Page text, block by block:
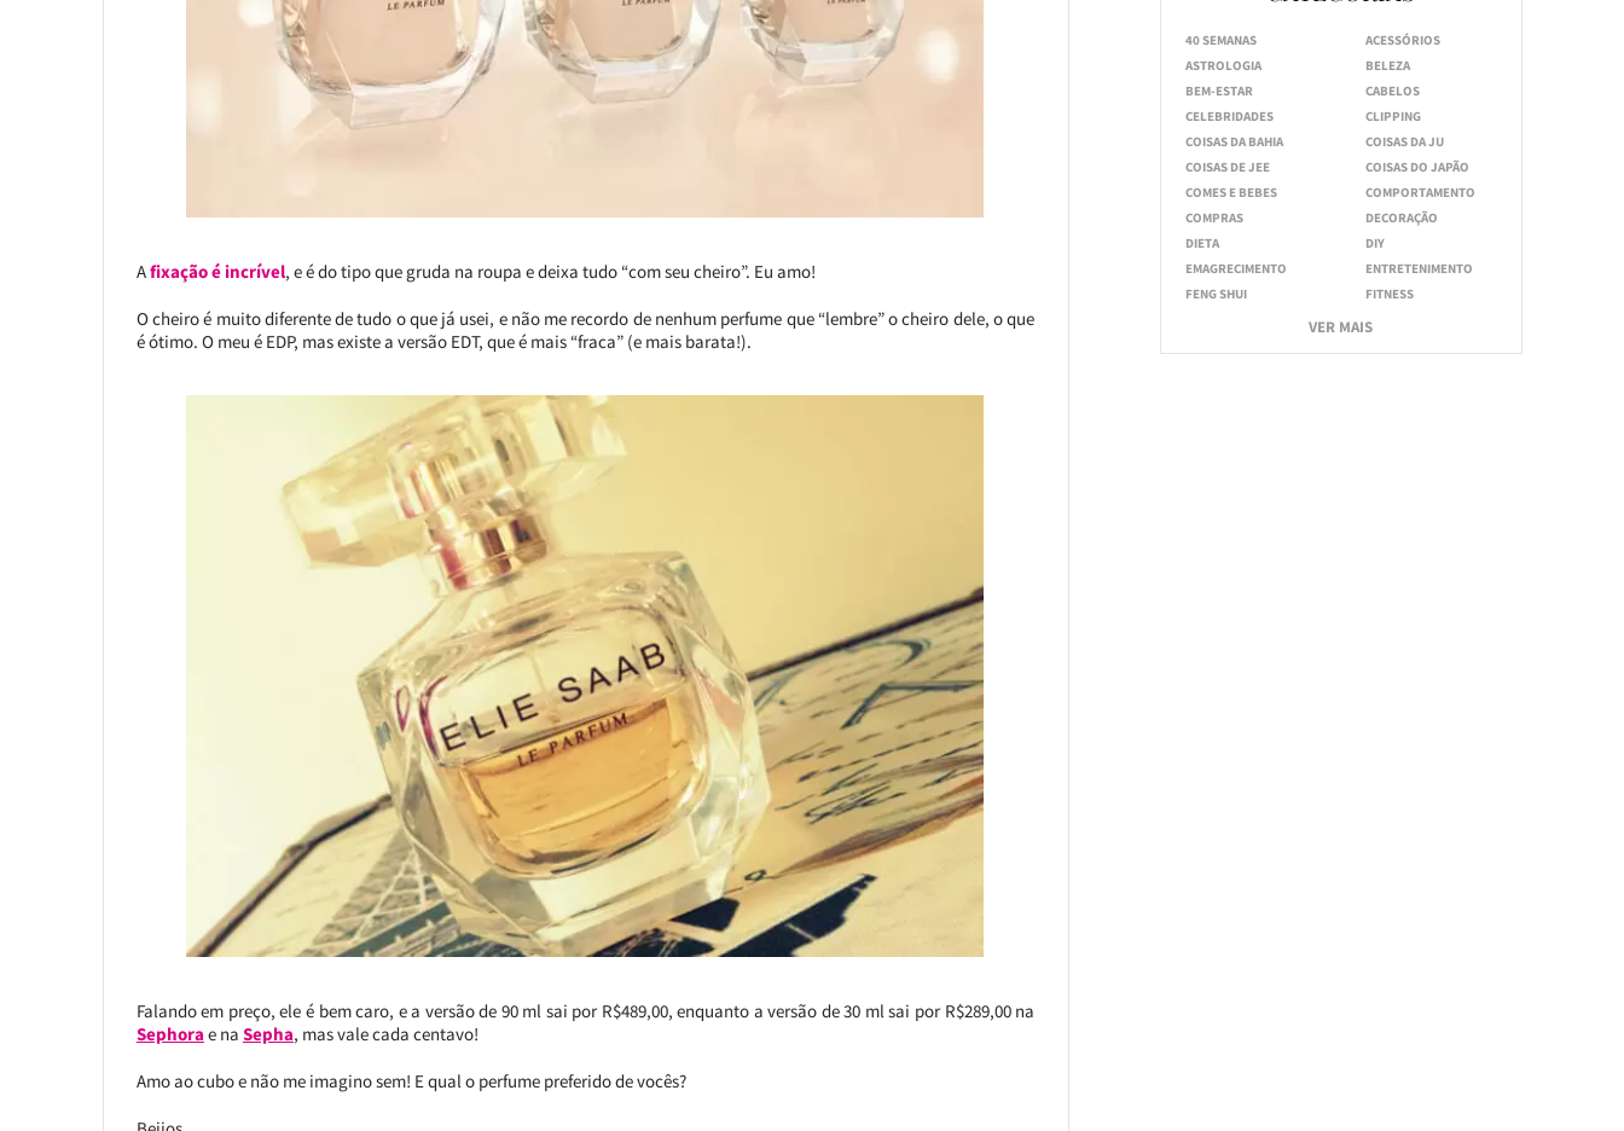
Afixação é incrível, e é do tipo que gruda na roupa e deixa tudo “com seu cheiro”. Eu amo!
O cheiro é muito diferente de tudo o que já usei, e não me recordo de nenhum perfume que “lembre” o cheiro dele, o que
é ótimo. O meu é EDP, mas existe a versão EDT, que é mais “fraca” (e mais barata!).
Falando em preço, ele é bem caro, e a versão de 90 ml sai por R$489,00, enquanto a versão de 30 ml sai por R$289,00 na
Sephora e na Sepha, mas vale cada centavo!
Amo ao cubo e não me imagino sem! E qual o perfume preferido de vocês?
40 SEMANAS
ACESSÓRIOS
ASTROLOGIA
BELEZA
BEM-ESTAR
CABELOS
CELEBRIDADES
CLIPPING
COISAS DA BAHIA
COISAS DA JU
COISAS DE JEE
COISAS DO JAPÃO
COMES E BEBES
COMPORTAMENTO
COMPRAS
DECORAÇÃO
DIETA
DIY
EMAGRECIMENTO
ENTRETENIMENTO
FENG SHUI
FITNESS
VER MAIS